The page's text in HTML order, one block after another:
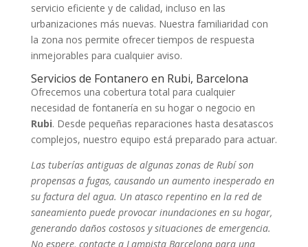
servicio eficiente y de calidad, incluso en las
urbanizaciones más nuevas. Nuestra familiaridad con
la zona nos permite ofrecer tiempos de respuesta
inmejorables para cualquier aviso.
Servicios de Fontanero en Rubi, Barcelona
Ofrecemos una cobertura total para cualquier
necesidad de fontanería en su hogar o negocio en
Rubi. Desde pequeñas reparaciones hasta desatascos
complejos, nuestro equipo está preparado para actuar.
Las tuberías antiguas de algunas zonas de Rubí son
propensas a fugas, causando un aumento inesperado en
su factura del agua. Un atasco repentino en la red de
saneamiento puede provocar inundaciones en su hogar,
generando daños costosos y situaciones de emergencia.
No espere, contacte a Lampista Barcelona para una